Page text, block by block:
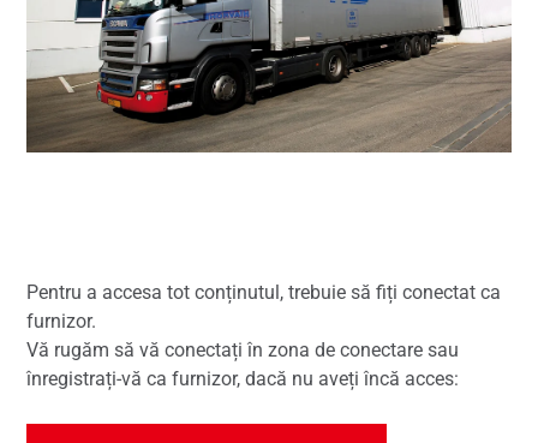
Pentru a accesa tot conținutul, trebuie să fiți conectat ca
furnizor.
Vă rugăm să vă conectați în zona de conectare sau
înregistrați-vă ca furnizor, dacă nu aveți încă acces: